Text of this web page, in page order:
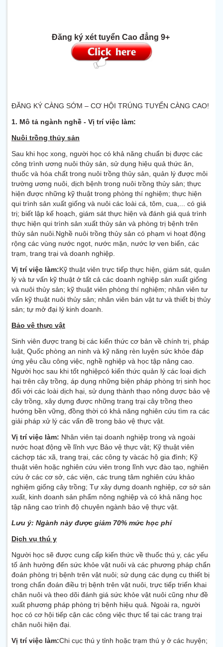
Đăng ký xét tuyển Cao đẳng 9+
ĐĂNG KÝ CÀNG SỚM – CƠ HỘI TRÚNG TUYỂN CÀNG CAO!
1. Mô tả ngành nghề - Vị trí việc làm:
Nuôi trồng thủy sản
Sau khi học xong, người học có khả năng chuẩn bị được các
công trình ương nuôi thủy sản, sử dụng hiệu quả thức ăn,
thuốc và hóa chất trong nuôi trồng thủy sản, quản lý được môi
trường ương nuôi, dịch bệnh trong nuôi trồng thủy sản; thực
hiện được những kỹ thuật trong phòng thí nghiệm; thực hiện
qui trình sản xuất giống và nuôi các loài cá, tôm, cua,... có giá
trị; biết lập kế hoạch, giám sát thực hiện và đánh giá quá trình
thực hiện qui trình sản xuất thủy sản và phòng trị bệnh trên
thủy sản nuôi.Nghề nuôi trồng thủy sản có phạm vi hoạt động
rộng các vùng nước ngọt, nước mặn, nước lợ ven biển, các
trạm, trang trại và doanh nghiệp.
Vị trí việc làm:Kỹ thuật viên trực tiếp thực hiện, giám sát, quản
lý và tư vấn kỹ thuật ở tất cả các doanh nghiệp sản xuất giống
và nuôi thủy sản; kỹ thuật viên phòng thí nghiệm; nhân viên tư
vấn kỹ thuật nuôi thủy sản; nhân viên bán vật tư và thiết bị thủy
sản; tự mở đại lý kinh doanh.
Bảo vệ thực vật
Sinh viên được trang bị các kiến thức cơ bản về chính trị, pháp
luật, Quốc phòng an ninh và kỹ năng rèn luyện sức khỏe đáp
ứng yêu cầu công việc, nghề nghiệp và học tập nâng cao.
Người học sau khi tốt nghiệpcó kiến thức quản lý các loại dịch
hại trên cây trồng, áp dụng những biện pháp phòng trị sinh học
đối với các loài dịch hại, sử dụng thành thạo nông dược bảo vệ
cây trồng, xây dựng được những trang trại cây trồng theo
hướng bền vững, đồng thời có khả năng nghiên cứu tìm ra các
giải pháp xử lý các vấn đề trong bảo vệ thực vật.
Vị trí việc làm: Nhân viên tại doanh nghiệp trong và ngoài
nước hoạt động về lĩnh vực Bảo vệ thực vật; Kỹ thuật viên
cáchợp tác xã, trang trại, các công ty vàcác hộ gia đình; Kỹ
thuật viên hoặc nghiên cứu viên trong lĩnh vực đào tạo, nghiên
cứu ở các cơ sở, các viện, các trung tâm nghiên cứu khảo
nghiệm giống cây trồng; Tự xây dựng doanh nghiệp, cơ sở sản
xuất, kinh doanh sản phẩm nông nghiệp và có khả năng học
tập nâng cao trình độ chuyên ngành bảo vệ thực vật.
Lưu ý: Ngành này được giảm 70% mức học phí
Dịch vụ thú y
Người học sẽ được cung cấp kiến thức về thuốc thú y, các yếu
tố ảnh hưởng đến sức khỏe vật nuôi và các phương pháp chẩn
đoán phòng trị bệnh trên vật nuôi; sử dụng các dụng cụ thiết bị
trong chẩn đoán điều trị bệnh trên vật nuôi, trực tiếp triển khai
chăn nuôi và theo dõi đánh giá sức khỏe vật nuôi cũng như đề
xuất phương pháp phòng trị bệnh hiệu quả. Ngoài ra, người
học có cơ hội tiếp cận các công việc thực tế tại các trang trại
chăn nuôi hiện đại.
Vị trí việc làm:Chi cục thú y tỉnh hoặc trạm thú y ở các huyện;